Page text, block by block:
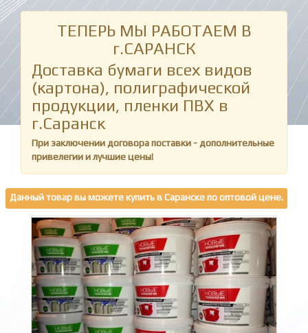
ТЕПЕРЬ МЫ РАБОТАЕМ В
г.САРАНСК
Доставка бумаги всех видов
(картона), полиграфической
продукции, пленки ПВХ в
г.Саранск
При заключении договора поставки - дополнительные
привелегии и лучшие цены!
Данный товар вы можете купить в Саранске по оптовой цене.